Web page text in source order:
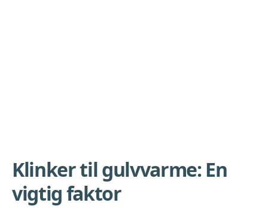
Klinker til gulvvarme: En
vigtig faktor